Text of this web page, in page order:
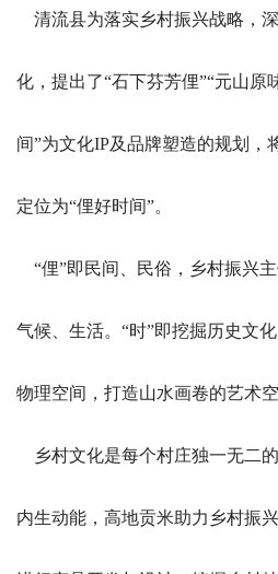
清流县为落实乡村振兴战略，
化，提出了“石下芬芳俚”“元山原
间”为文化IP及品牌塑造的规划，
定位为“俚好时间”。
“俚”即民间、民俗，乡村振兴
气候、生活。“时”即挖掘历史文
物理空间，打造山水画卷的艺术空
乡村文化是每个村庄独一无二
内生动能，高地贡米助力乡村振